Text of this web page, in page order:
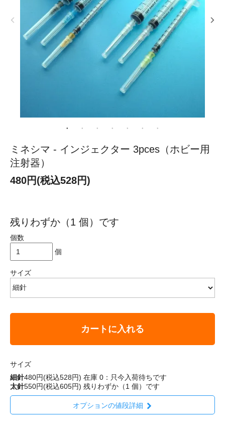
ミネシマ - インジェクター 3pces（ホビー用
注射器）
480円(税込528円)
残りわずか（1 個）です
個数
個
サイズ
カートに入れる
サイズ
細針480円(税込528円) 在庫 0：只今入荷待ちです
太針550円(税込605円) 残りわずか（1 個）です
オプションの値段詳細